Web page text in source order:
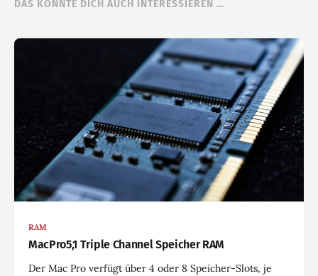
DAS KÖNNTE DICH AUCH INTERESSIEREN …
RAM
MacPro5,1 Triple Channel Speicher RAM
Der Mac Pro verfügt über 4 oder 8 Speicher-Slots, je